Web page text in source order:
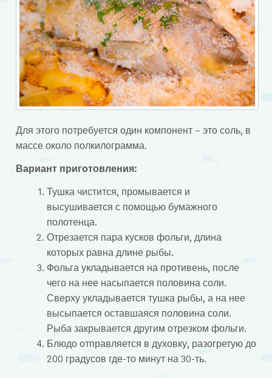
Для этого потребуется один компонент – это соль, в
массе около полкилограмма.
Вариант приготовления:
Тушка чистится, промывается и
высушивается с помощью бумажного
полотенца.
Отрезается пара кусков фольги, длина
которых равна длине рыбы.
Фольга укладывается на противень, после
чего на нее насыпается половина соли.
Сверху укладывается тушка рыбы, а на нее
высыпается оставшаяся половина соли.
Рыба закрывается другим отрезком фольги.
Блюдо отправляется в духовку, разогретую до
200 градусов где-то минут на 30-ть.